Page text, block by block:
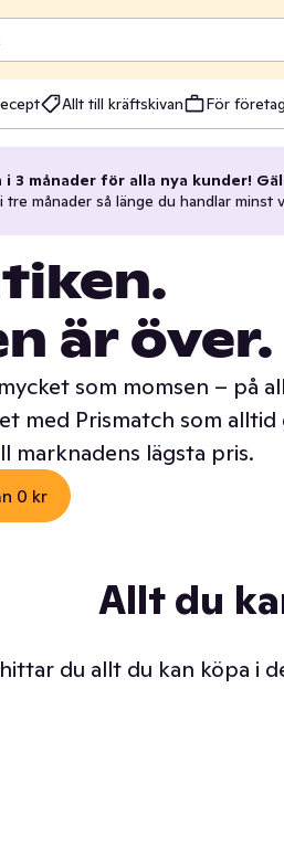
Allt till kräftskivan För företag
i 3 månader för alla nya kunder!
månader så länge du handlar minst
är över.
som momsen – på
med Prismatch som alltid
marknadens lägsta pris.
0 kr
Allt du
du allt du kan köpa i